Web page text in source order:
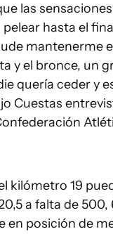
las
hasta el
mantenerme
y el bronce, un
quería ceder y
Cuestas
kilómetro 19
a falta de
en posición de